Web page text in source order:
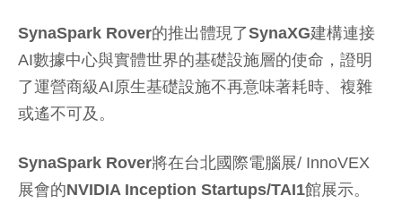
SynaSpark Rover的推出體現了SynaXG建構連接
AI數據中心與實體世界的基礎設施層的使命，證明
了運營商級AI原生基礎設施不再意味著耗時、複雜
或遙不可及。
SynaSpark Rover將在台北國際電腦展/ InnoVEX
展會的NVIDIA Inception Startups/TAI1館展示。